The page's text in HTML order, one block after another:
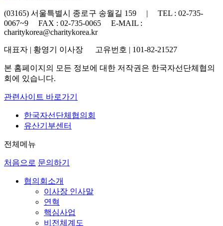
(03165) 서울특별시 종로구 송월길 159 | TEL : 02-735-
0067~9 FAX : 02-735-0065 E-MAIL :
charitykorea@charitykorea.kr
대표자 | 황영기 이사장 고유번호 | 101-82-21527
본 홈페이지의 모든 정보에 대한 저작권은 한국자선단체협의
회에 있습니다.
관련사이트 바로가기
한국자선단체협의회
유산기부센터
전체메뉴
처음으로 문의하기
협의회소개
이사장 인사말
연혁
핵심사업
비전체계도